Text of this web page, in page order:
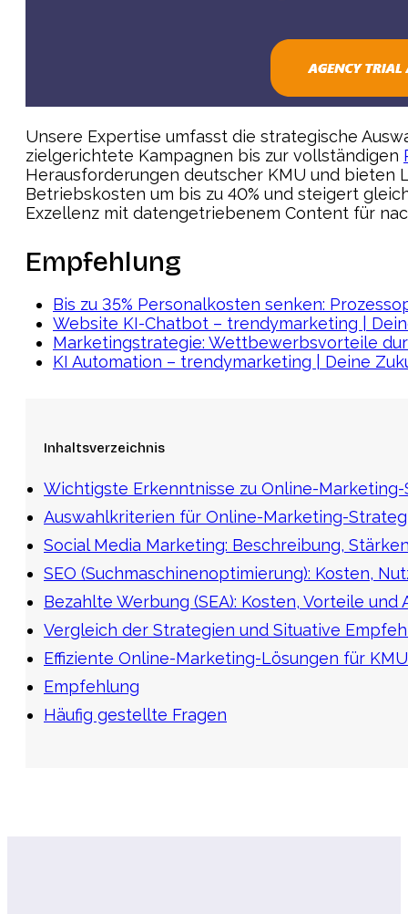
Unsere Expertise umfasst die strategische
zielgerichtete Kampagnen bis zur vollständigen
Herausforderungen deutscher KMU und bieten
Betriebskosten um bis zu 40% und steigert
Exzellenz mit datengetriebenem Content für
Empfehlung
Bis zu 35% Personalkosten senken:
Website KI-Chatbot – trendymarketing |
Marketingstrategie: Wettbewerbsvorteile
KI Automation – trendymarketing | Deine
Inhaltsverzeichnis
Wichtigste Erkenntnisse zu Online-
Auswahlkriterien für Online-Marketing-
Social Media Marketing: Beschreibung,
SEO (Suchmaschinenoptimierung): Kosten,
Bezahlte Werbung (SEA): Kosten, Vorteile
Vergleich der Strategien und Situative
Effiziente Online-Marketing-Lösungen für
Empfehlung
Häufig gestellte Fragen